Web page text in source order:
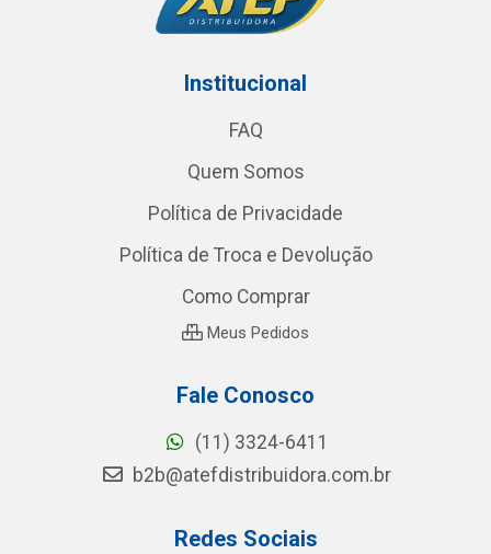
Institucional
FAQ
Quem Somos
Política de Privacidade
Política de Troca e Devolução
Como Comprar
Meus Pedidos
Fale Conosco
(11) 3324-6411
b2b@atefdistribuidora.com.br
Redes Sociais